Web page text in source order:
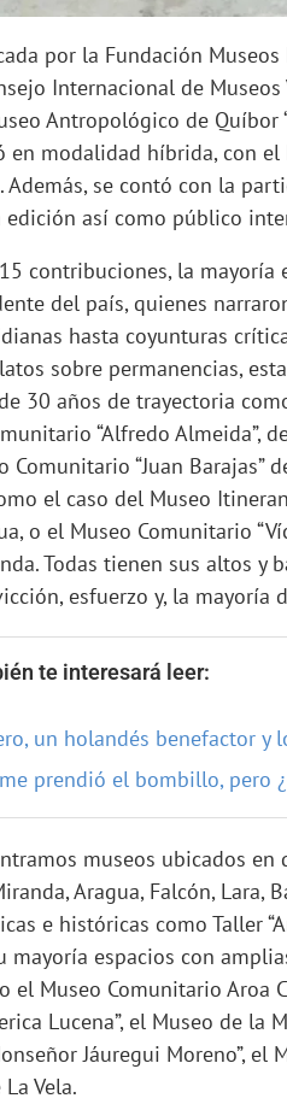
por la Fundación
Internacional de Museos
Antropológico de Quíbor
en modalidad híbrida, con
Además, se contó con la
así como público
contribuciones, la mayoría
del país, quienes
hasta coyunturas
sobre permanencias,
30 años de trayectoria
“Alfredo Almeida”,
Comunitario “Juan Barajas”
el caso del Museo
o el Museo Comunitario
Todas tienen sus altos
esfuerzo y, la mayoría
te interesará leer:
un holandés benefactor y
prendió el bombillo, pero
museos ubicados
Aragua, Falcón, Lara,
e históricas como Taller
mayoría espacios con
el Museo Comunitario Aroa
Lucena”, el Museo de
Jáuregui Moreno”, el
Vela.